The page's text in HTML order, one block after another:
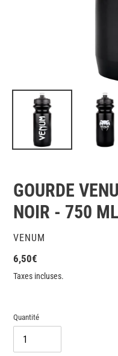
GOURDE
NOIR - 750 ML
DISTRIBUTEUR
VENUM
Prix
normal
6,50€
Taxes incluses.
Quantité